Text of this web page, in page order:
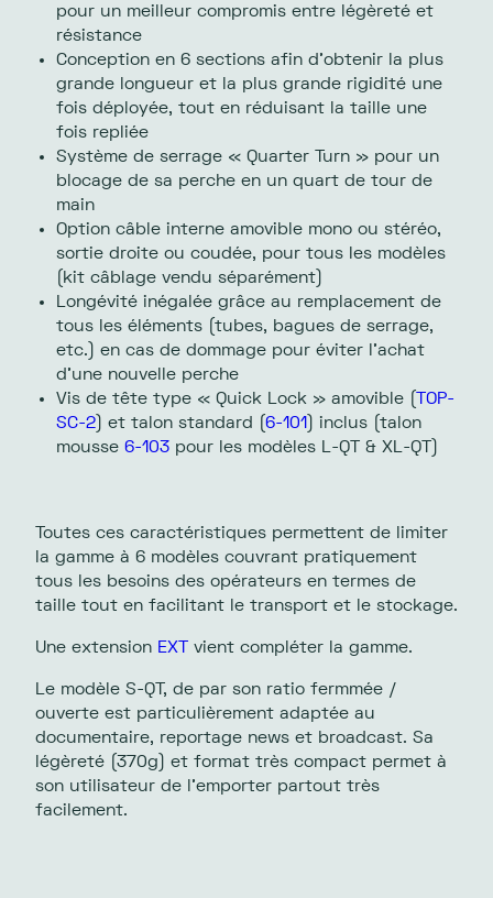
pour un meilleur compromis entre légèreté et
résistance
Conception en 6 sections afin d’obtenir la plus
grande longueur et la plus grande rigidité une
fois déployée, tout en réduisant la taille une
fois repliée
Système de serrage « Quarter Turn » pour un
blocage de sa perche en un quart de tour de
main
Option câble interne amovible mono ou stéréo,
sortie droite ou coudée, pour tous les modèles
(kit câblage vendu séparément)
Longévité inégalée grâce au remplacement de
tous les éléments (tubes, bagues de serrage,
etc.) en cas de dommage pour éviter l’achat
d’une nouvelle perche
Vis de tête type « Quick Lock » amovible (TOP-
SC-2) et talon standard (6-101 ) inclus (talon
mousse6-103 pour les modèles L-QT & XL-QT)
Toutes ces caractéristiques permettent de limiter
la gamme à 6 modèles couvrant pratiquement
tous les besoins des opérateurs en termes de
taille tout en facilitant le transport et le stockage.
Une extension EXT vient compléter la gamme.
Le modèle S-QT, de par son ratio fermmée /
ouverte est particulièrement adaptée au
documentaire, reportage news et broadcast. Sa
légèreté (370g) et format très compact permet à
son utilisateur de l’emporter partout très
facilement.